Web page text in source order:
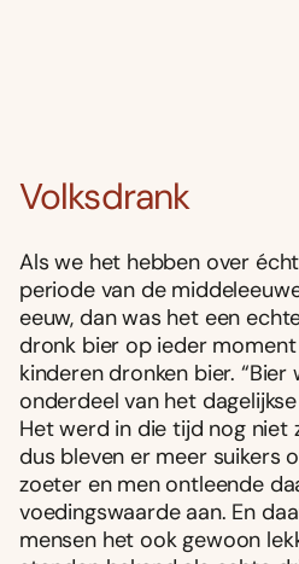
Volksdrank
Als we het hebben over
periode van de
eeuw, dan was het een
dronk bier op ieder moment
kinderen dronken bier. “Bier
onderdeel van het
Het werd in die tijd nog niet
dus bleven er meer suikers
zoeter en men ontleende
voedingswaarde aan. En
mensen het ook gewoon